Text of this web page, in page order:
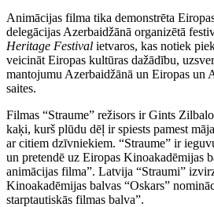
Animācijas filma tika demonstrēta
delegācijas Azerbaidžānā organizētā
Heritage Festival ietvaros, kas notiek
veicināt Eiropas kultūras dažādību,
mantojumu Azerbaidžānā un Eiropas un
saites.
Filmas “Straume” režisors ir Gints
kaķi, kurš plūdu dēļ ir spiests pamest
ar citiem dzīvniekiem. “Straume” ir
un pretendē uz Eiropas Kinoakadēmijas
animācijas filma”. Latvija “Straumi”
Kinoakadēmijas balvas “Oskars”
starptautiskās filmas balva”.